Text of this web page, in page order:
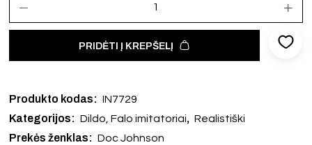
PRIDĖTI Į KREPŠELĮ
Produkto kodas: IN7729
Kategorijos: Dildo, Falo imitatoriai, Realistiški
Prekės ženklas: Doc Johnson